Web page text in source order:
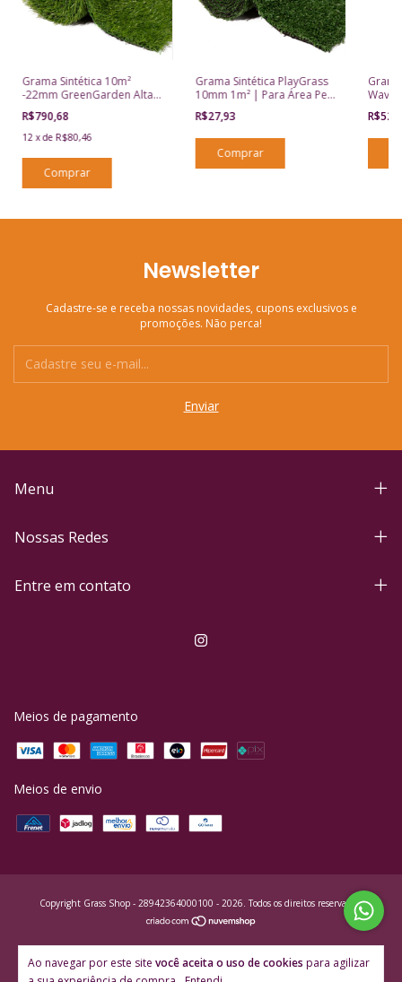
Ao navegar por este site você aceita o uso de cookies para agilizar
Grama Sintética 10m²
-22mm GreenGarden Alta
Qualidade Para Jardim
R$790,68
12 xde R$80,46
Grama Sintética PlayGrass
10mm 1m² | Para Área Pet,
Playground, Jardim e
Varanda | Com Proteção
UV e Drenagem
R$27,93
Newsletter
Cadastre-se e receba nossas novidades, cupons exclusivos e
promoções. Não perca!
Menu
Nossas Redes
Entre em contato
Meios de pagamento
Meios de envio
Copyright Grass Shop - 28942364000100 - 2026. Todos os direitos reservados.